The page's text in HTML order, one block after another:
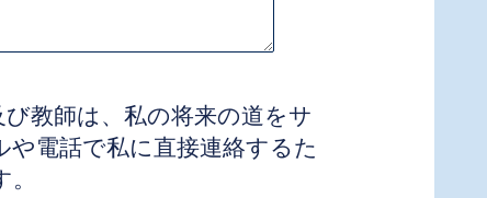
教師は、私の将来の道をサ
電話で私に直接連絡するた